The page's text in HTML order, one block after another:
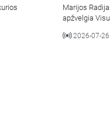
Marijos
apžvelgia
2026-07-26